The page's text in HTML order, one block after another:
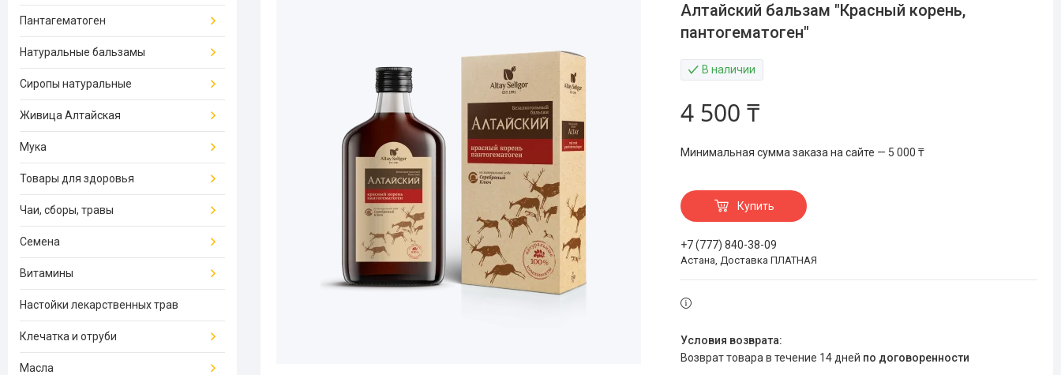
Алтайский бальзам "Красный корень,
пантогематоген"
В наличии
4 500 ₸
Минимальная сумма заказа на сайте — 5 000 ₸
Купить
+7 (777) 840-38-09
Астана, Доставка ПЛАТНАЯ
возврат товара в течение 14 дней по договоренности
Пантагематоген
Натуральные бальзамы
Сиропы натуральные
Живица Алтайская
Мука
Товары для здоровья
Чаи, сборы, травы
Семена
Витамины
Настойки лекарственных трав
Клечатка и отруби
Масла